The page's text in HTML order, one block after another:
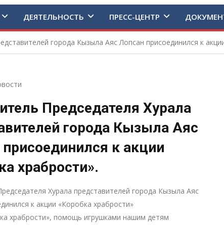
ДЕЯТЕЛЬНОСТЬ ПРЕСС-ЦЕНТР
города Кызыла Аяс Лопсан присоединился к
Председателя Хурала
города Кызыла Аяс
к акции
храбрости».
Хурала представителей города Кызыла Аяс
к акции «Коробка храбрости»
храбрости», помощь игрушками нашим детям